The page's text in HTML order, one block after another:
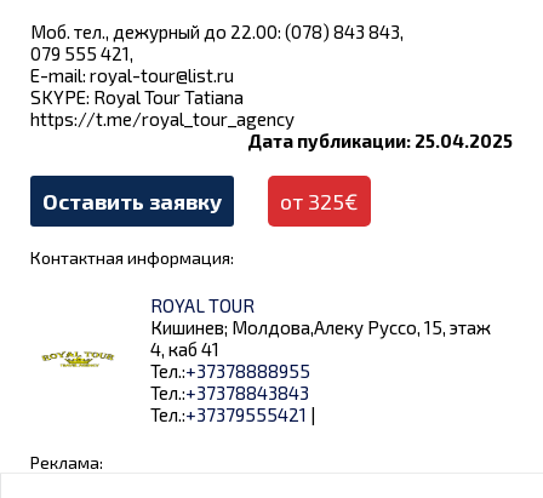
Моб. тел., дежурный до 22.00: (078) 843 843,
079 555 421,
E-mail: royal-tour@list.ru
SKYPE: Royal Tour Tatianа
https://t.me/royal_tour_agency
Дата публикации: 25.04.2025
Оставить заявку от 325€
Контактная информация:
ROYAL TOUR
Кишинев; Молдова,Алеку Руссо, 15, этаж
4, каб 41
Тел.:+37378888955
Тел.:+37378843843
Тел.:+37379555421 |
Реклама: